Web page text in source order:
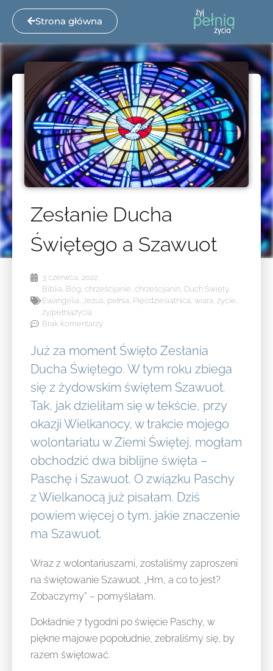
Strona główna
Zesłanie Ducha
Świętego a Szawuot
3 czerwca, 2022
Biblia, Bóg, chrześcijanie, chrześcijanin, Duch Święty,
Ewangelia, Jezus, pełnia, Pięćdziesiątnica, wiara, życie,
żyjpełniążycia
Brak komentarzy
Już za moment Święto Zesłania
Ducha Świętego. W tym roku zbiega
się z żydowskim świętem Szawuot.
Tak, jak dzieliłam się w tekście, przy
okazji Wielkanocy, w trakcie mojego
wolontariatu w Ziemi Świętej, mogłam
obchodzić dwa biblijne święta –
Paschę i Szawuot. O związku Paschy
z Wielkanocą już pisałam. Dziś
powiem więcej o tym, jakie znaczenie
ma Szawuot.
Wraz z wolontariuszami, zostaliśmy zaproszeni
na świętowanie Szawuot. „Hm, a co to jest?
Zobaczymy” – pomyślałam.
Dokładnie 7 tygodni po święcie Paschy, w
piękne majowe popołudnie, zebraliśmy się, by
razem świętować.